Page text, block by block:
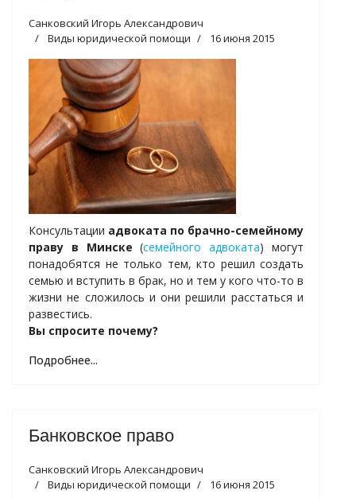
Санковский Игорь Александрович
Виды юридической помощи
16 июня 2015
Консультации адвоката по брачно-семейному
праву в Минске (семейного адвоката) могут
понадобятся не только тем, кто решил создать
семью и вступить в брак, но и тем у кого что-то в
жизни не сложилось и они решили расстаться и
развестись.
Вы спросите почему?
Подробнее...
Банковское право
Санковский Игорь Александрович
Виды юридической помощи
16 июня 2015